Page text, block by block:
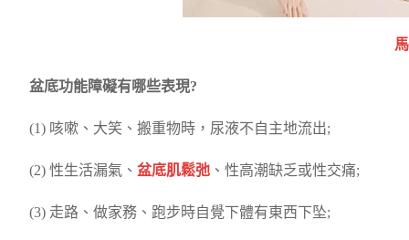
盆底功能障礙有哪些表現?
(1) 咳嗽、大笑、搬重物時，尿液不自主地流出;
(2) 性生活漏氣、 盆底肌鬆弛 、性高潮缺乏或性交痛;
(3) 走路、做家務、跑步時自覺下體有東西下坠;